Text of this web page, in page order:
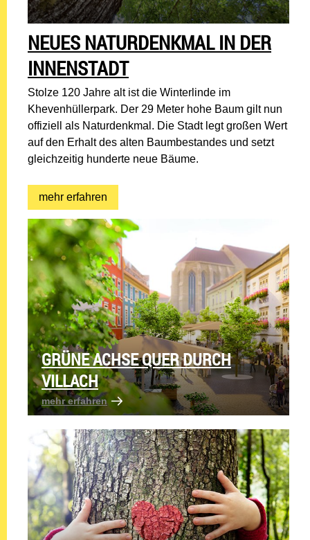
NEUES NATURDENKMAL IN DER
INNENSTADT
Stolze 120 Jahre alt ist die Winterlinde im
Khevenhüllerpark. Der 29 Meter hohe Baum gilt nun
offiziell als Naturdenkmal. Die Stadt legt großen Wert
auf den Erhalt des alten Baumbestandes und setzt
gleichzeitig hunderte neue Bäume.
mehr erfahren
GRÜNE ACHSE QUER DURCH
VILLACH
mehr erfahren mehr erfahren: Grüne Achse quer durch